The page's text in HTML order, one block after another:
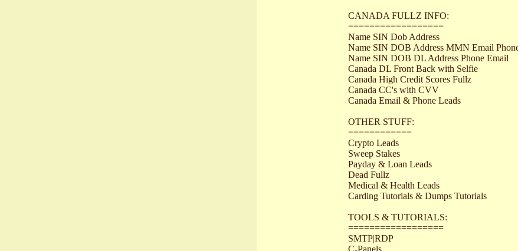
CANADA FULLZ INFO:
==================
Name SIN Dob Address
Name SIN DOB Address MMN Email
Name SIN DOB DL Address Phone Email
Canada DL Front Back with Selfie
Canada High Credit Scores Fullz
Canada CC's with CVV
Canada Email & Phone Leads
OTHER STUFF:
============
Crypto Leads
Sweep Stakes
Payday & Loan Leads
Dead Fullz
Medical & Health Leads
Carding Tutorials & Dumps Tutorials
TOOLS & TUTORIALS:
==================
SMTP|RDP
C-Panels